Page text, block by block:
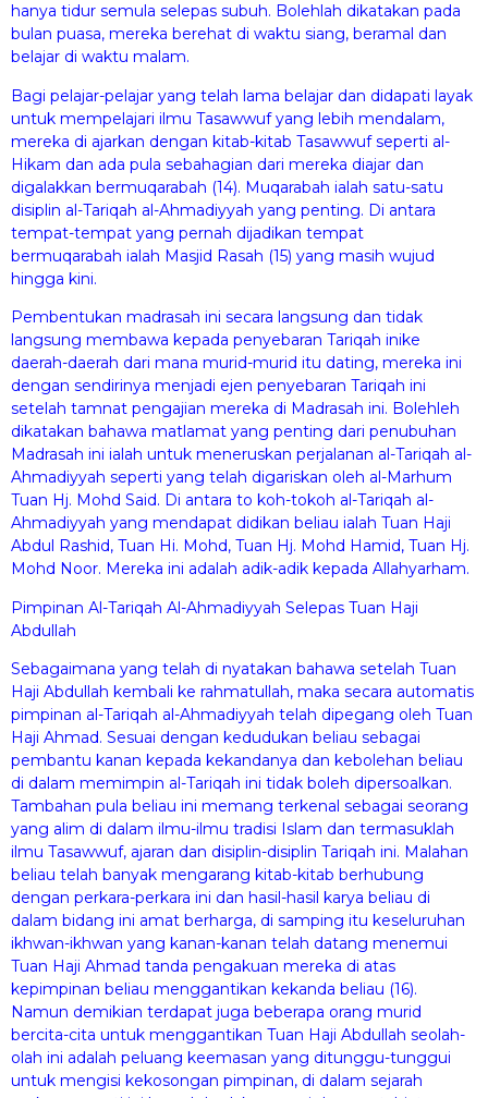
hanya tidur semula selepas subuh. Bolehlah dikatakan pada
bulan puasa, mereka berehat di waktu siang, beramal dan
belajar di waktu malam.
Bagi pelajar-pelajar yang telah lama belajar dan didapati layak
untuk mempelajari ilmu Tasawwuf yang lebih mendalam,
mereka di ajarkan dengan kitab-kitab Tasawwuf seperti al-
Hikam dan ada pula sebahagian dari mereka diajar dan
digalakkan bermuqarabah (14). Muqarabah ialah satu-satu
disiplin al-Tariqah al-Ahmadiyyah yang penting. Di antara
tempat-tempat yang pernah dijadikan tempat
bermuqarabah ialah Masjid Rasah (15) yang masih wujud
hingga kini.
Pembentukan madrasah ini secara langsung dan tidak
langsung membawa kepada penyebaran Tariqah inike
daerah-daerah dari mana murid-murid itu dating, mereka ini
dengan sendirinya menjadi ejen penyebaran Tariqah ini
setelah tamnat pengajian mereka di Madrasah ini. Bolehleh
dikatakan bahawa matlamat yang penting dari penubuhan
Madrasah ini ialah untuk meneruskan perjalanan al-Tariqah al-
Ahmadiyyah seperti yang telah digariskan oleh al-Marhum
Tuan Hj. Mohd Said. Di antara to koh-tokoh al-Tariqah al-
Ahmadiyyah yang mendapat didikan beliau ialah Tuan Haji
Abdul Rashid, Tuan Hi. Mohd, Tuan Hj. Mohd Hamid, Tuan Hj.
Mohd Noor. Mereka ini adalah adik-adik kepada Allahyarham.
Pimpinan Al-Tariqah Al-Ahmadiyyah Selepas Tuan Haji
Abdullah
Sebagaimana yang telah di nyatakan bahawa setelah Tuan
Haji Abdullah kembali ke rahmatullah, maka secara automatis
pimpinan al-Tariqah al-Ahmadiyyah telah dipegang oleh Tuan
Haji Ahmad. Sesuai dengan kedudukan beliau sebagai
pembantu kanan kepada kekandanya dan kebolehan beliau
di dalam memimpin al-Tariqah ini tidak boleh dipersoalkan.
Tambahan pula beliau ini memang terkenal sebagai seorang
yang alim di dalam ilmu-ilmu tradisi Islam dan termasuklah
ilmu Tasawwuf, ajaran dan disiplin-disiplin Tariqah ini. Malahan
beliau telah banyak mengarang kitab-kitab berhubung
dengan perkara-perkara ini dan hasil-hasil karya beliau di
dalam bidang ini amat berharga, di samping itu keseluruhan
ikhwan-ikhwan yang kanan-kanan telah datang menemui
Tuan Haji Ahmad tanda pengakuan mereka di atas
kepimpinan beliau menggantikan kekanda beliau (16).
Namun demikian terdapat juga beberapa orang murid
bercita-cita untuk menggantikan Tuan Haji Abdullah seolah-
olah ini adalah peluang keemasan yang ditunggu-tunggui
untuk mengisi kekosongan pimpinan, di dalam sejarah